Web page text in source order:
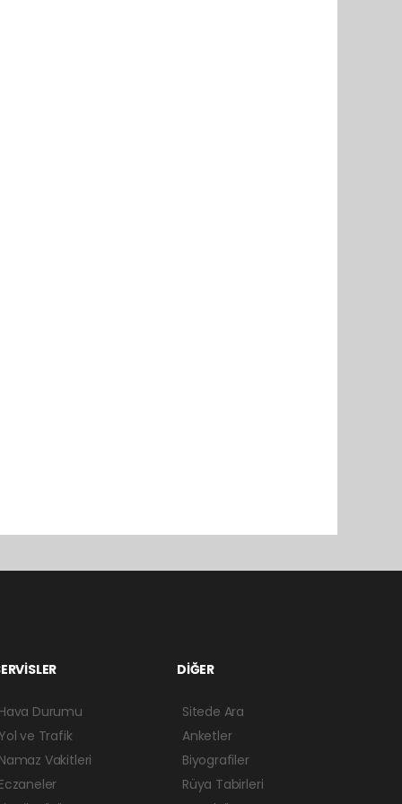
Durumu
ve Trafik
Vakitleri
DİĞER
Sitede Ara
Anketler
Biyografiler
Rüya Tabirleri